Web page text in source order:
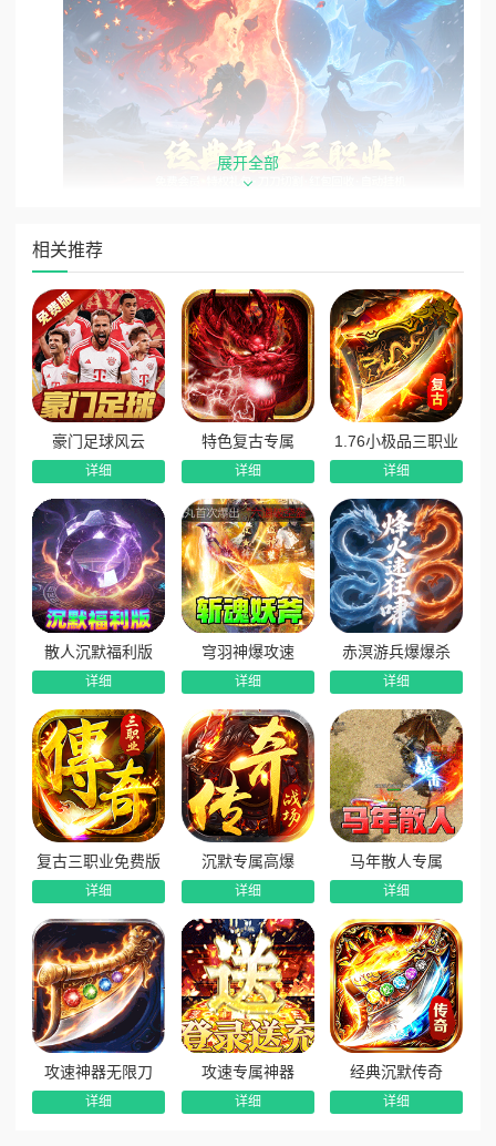
★全场充值永久1折
★在线打怪会员免费拉满
★会员特权福利灵符天天领取
★装备回收兑换海量充值红包
★打装备回收得混沌神石可以无限兑换灵符
★独家礼品有海量灵符/充值红包/百万元宝！
展开全部
相关推荐
豪门足球风云
详细
特色复古专属
详细
1.76小极品三职业
详细
散人沉默福利版
详细
穹羽神爆攻速
详细
赤溟游兵爆爆杀
详细
复古三职业免费版
详细
沉默专属高爆
详细
马年散人专属
详细
攻速神器无限刀
详细
攻速专属神器
详细
经典沉默传奇
详细